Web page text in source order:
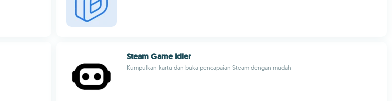
Steam Game Idler
Kumpulkan kartu dan buka pencapaian Steam dengan mudah